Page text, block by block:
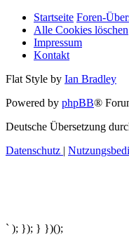
Startseite Foren-
Alle Cookies löschen
Impressum
Kontakt
Flat Style by Ian Bradley
Powered by phpBB®
Deutsche Übersetzung
Datenschutz |
` ); }); } })();